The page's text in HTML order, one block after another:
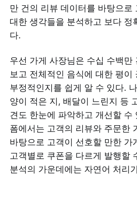
만 건의 리뷰 데이터를 바탕으로
대한 생각들을 분석하고 보다 정
다.
우선 가게 사장님은 수십 수백만
보고 전체적인 음식에 대한 평이
부정적인지를 쉽게 알 수 있다.
양이 적은 지, 배달이 느린지 등
견도 한눈에 파악하고 개선할 수
폼에서는 고객의 리뷰와 주문한
바탕으로 고객이 선호할 만한 가
고객별로 쿠폰을 다르게 발행할
분석의 가운데에는 자연어 처리